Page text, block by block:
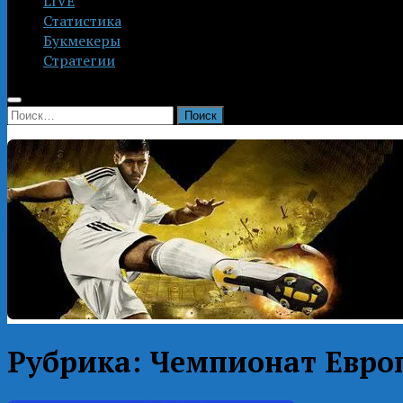
Статистика
Букмекеры
Стратегии
Найти:
Рубрика: Чемпионат